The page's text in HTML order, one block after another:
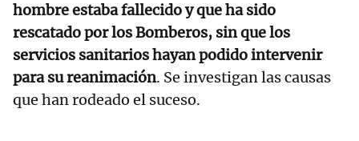
hombre estaba fallecido y que ha sido
rescatado por los Bomberos, sin que los
servicios sanitarios hayan podido intervenir
para su reanimación. Se investigan las causas
que han rodeado el suceso.